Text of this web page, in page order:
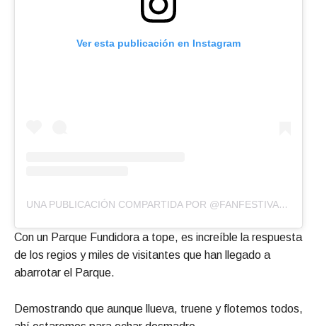
Ver esta publicación en Instagram
UNA PUBLICACIÓN COMPARTIDA POR @FANFESTIVALMTY
Con un Parque Fundidora a tope, es increíble la respuesta
de los regios y miles de visitantes que han llegado a
abarrotar el Parque.
Demostrando que aunque llueva, truene y flotemos todos,